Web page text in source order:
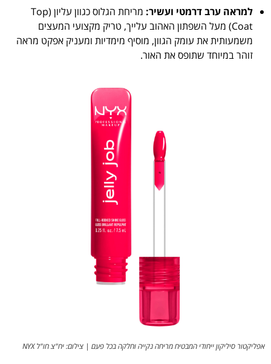
למראה ערב דרמטי ועשיר:
מריחת הגלוס כגוון עליון (Top
Coat) מעל השפתון האהוב עלייך, טריק מקצועי המעצים
משמעותית את עומק הגוון, מוסיף מימדיות ומעניק אפקט מראה
זוהר במיוחד שתופס את האור.
אפליקטור סיליקון ייחודי המבטיח מריחה נקייה וחלקה בכל פעם | צילום: יח"צ חו"ל NYX